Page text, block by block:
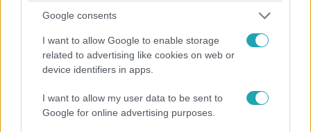
Google consents
I want to allow Google to enable storage
related to advertising like cookies on web or
device identifiers in apps.
I want to allow my user data to be sent to
Google for online advertising purposes.
Csatornába hajtott egy autó Kalocsa környékén,
az idős sofőr meghalt